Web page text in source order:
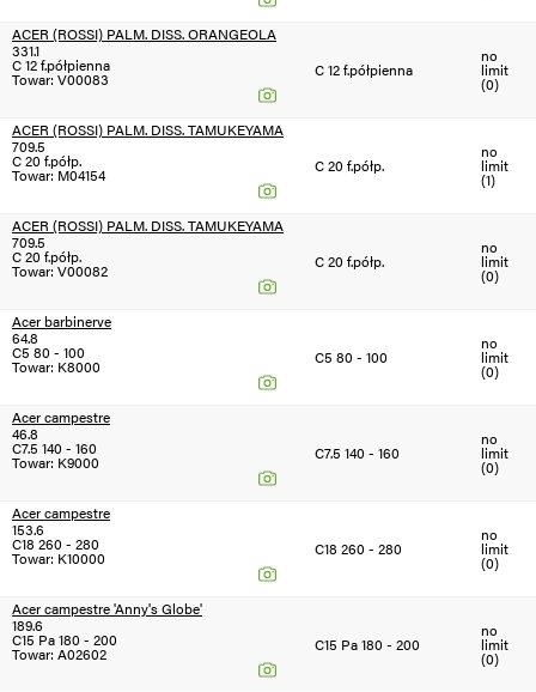
ACER (ROSSI) PALM. DISS. ORANGEOLA
331.1
C 12 f.półpienna
Towar: V00083 C 12 f.półpienna
no
limit
(0)
ACER (ROSSI) PALM. DISS. TAMUKEYAMA
709.5
C 20 f.półp.
Towar: M04154 C 20 f.półp.
no
limit
(1)
ACER (ROSSI) PALM. DISS. TAMUKEYAMA
709.5
C 20 f.półp.
Towar: V00082 C 20 f.półp.
no
limit
(0)
Acer barbinerve
64.8
C5 80 - 100
Towar: K8000 C5 80 - 100
no
limit
(0)
Acer campestre
46.8
C7.5 140 - 160
Towar: K9000 C7.5 140 - 160
no
limit
(0)
Acer campestre
153.6
C18 260 - 280
Towar: K10000 C18 260 - 280
no
limit
(0)
Acer campestre 'Anny's Globe'
189.6
C15 Pa 180 - 200
Towar: A02602 C15 Pa 180 - 200
no
limit
(0)